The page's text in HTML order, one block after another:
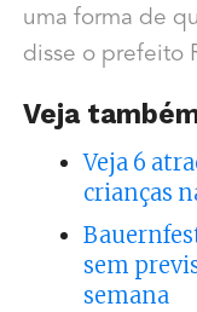
uma forma de
disse o prefeito
Veja
Veja 6
crianças
sem
semana